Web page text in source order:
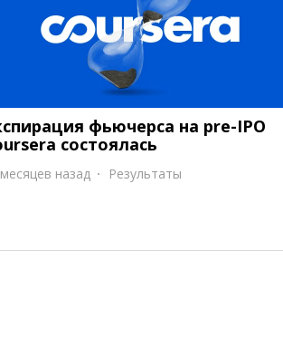
фьючерса на pre-IPO
состоялась
назад Результаты